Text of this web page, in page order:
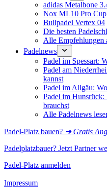
adidas Metalbone
Nox ML10 Pro Cup
Bullpadel Vertex 04
Die besten
Alle Empfehlungen
Padelnews
Padel im Spessart:
Padel am
kannst
Padel im Allgäu:
Padel im Hunsrück:
brauchst
Alle Padelnews
Padel-Platz bauen? ➜ Gratis
Padelplatzbauer? Jetzt Partner
Padel-Platz anmelden
Impressum